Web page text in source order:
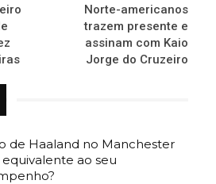
Norte-americanos
trazem presente e
assinam com Kaio
Jorge do Cruzeiro
de Haaland no Manchester
equivalente ao seu